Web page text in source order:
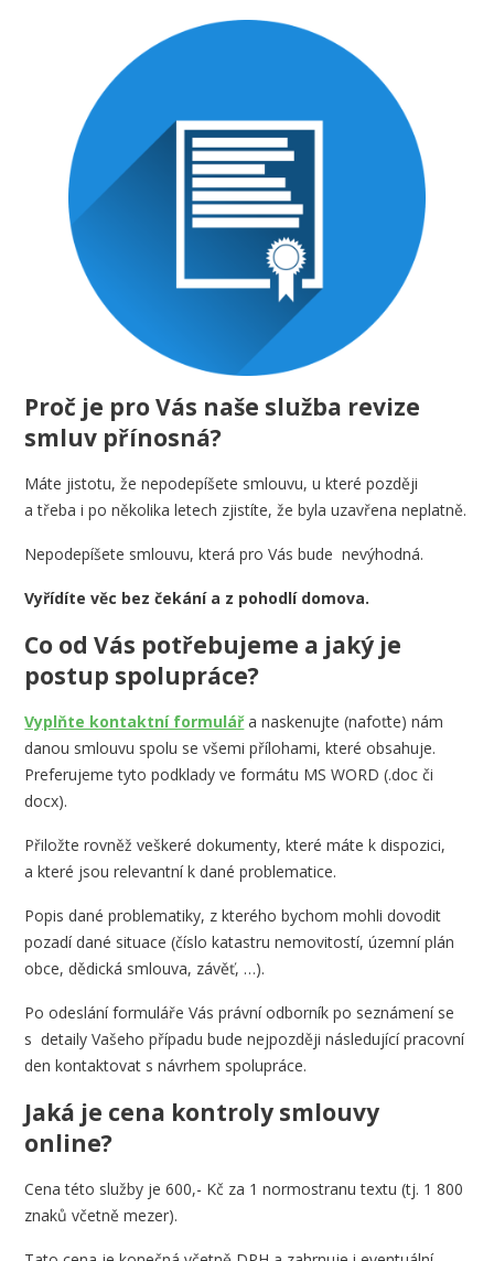
Proč je pro Vás naše služba revize
smluv přínosná?
Máte jistotu, že nepodepíšete smlouvu, u které později
a třeba i po několika letech zjistíte, že byla uzavřena neplatně.
Nepodepíšete smlouvu, která pro Vás bude nevýhodná.
Vyřídíte věc bez čekání a z pohodlí domova.
Co od Vás potřebujeme a jaký je
postup spolupráce?
Vyplňte kontaktní formulářa naskenujte (nafoťte) nám
danou smlouvu spolu se všemi přílohami, které obsahuje.
Preferujeme tyto podklady ve formátu MS WORD (.doc či
docx).
Přiložte rovněž veškeré dokumenty, které máte k dispozici,
a které jsou relevantní k dané problematice.
Popis dané problematiky, z kterého bychom mohli dovodit
pozadí dané situace (číslo katastru nemovitostí, územní plán
obce, dědická smlouva, závěť, …).
Po odeslání formuláře Vás právní odborník po seznámení se
s detaily Vašeho případu bude nejpozději následující pracovní
den kontaktovat s návrhem spolupráce.
Jaká je cena kontroly smlouvy
online?
Cena této služby je 600,- Kč za 1 normostranu textu (tj. 1 800
znaků včetně mezer).